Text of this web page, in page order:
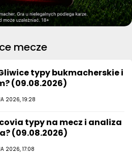
mecze
typy bukmacherskie i
(09.08.2026)
2026, 19:28
typy na mecz i analiza
(09.08.2026)
2026, 17:08